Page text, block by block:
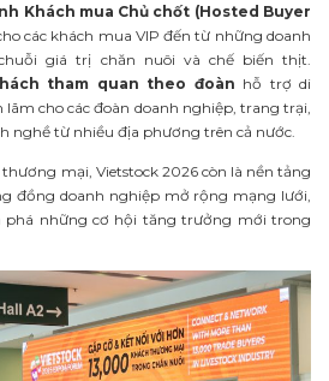
Khách mua Chủ chốt (Hosted Buyer
các khách mua VIP đến từ những doanh
giá trị chăn nuôi và chế biến thịt.
tham quan theo đoàn hỗ trợ di
cho các đoàn doanh nghiệp, trang trại,
nghề từ nhiều địa phương trên cả nước.
mại, Vietstock 2026 còn là nền tảng
đồng doanh nghiệp mở rộng mạng lưới,
phá những cơ hội tăng trưởng mới trong